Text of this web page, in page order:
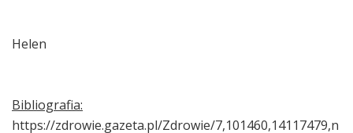
Helen
Bibliografia:
https://zdrowie.gazeta.pl/Zdrowie/7,101460,14117479,n